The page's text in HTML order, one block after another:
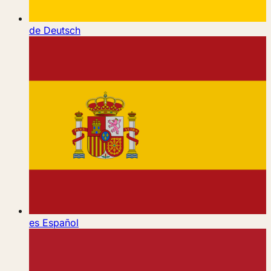
de Deutsch
es Español